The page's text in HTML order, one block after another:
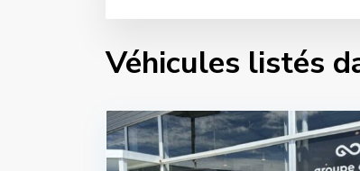
Véhicules listés